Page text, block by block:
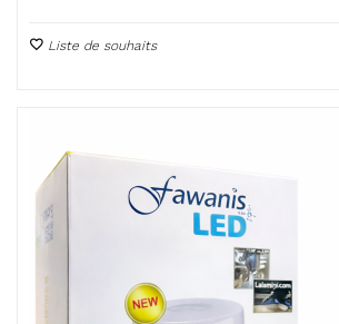
Liste de souhaits